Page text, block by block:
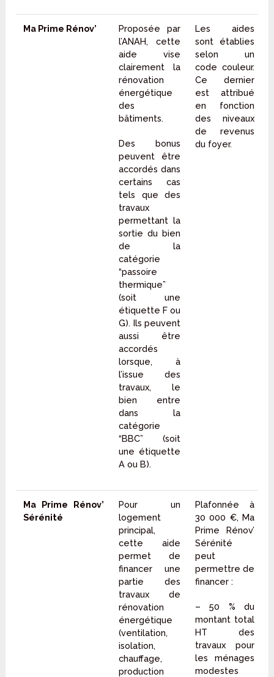
Ma Prime Rénov’
Proposée par
l’ANAH, cette
aide vise
clairement la
rénovation
énergétique
des
bâtiments.
Des bonus
peuvent être
accordés dans
certains cas
tels que des
travaux
permettant la
sortie du bien
de la
catégorie
“passoire
thermique”
(soit une
étiquette F ou
G). Ils peuvent
aussi être
accordés
lorsque, à
l’issue des
travaux, le
bien entre
dans la
catégorie
“BBC” (soit
une étiquette
A ou B).
Les aides
sont établies
selon un
code couleur.
Ce dernier
est attribué
en fonction
des niveaux
de revenus
du foyer.
Ma Prime Rénov’
Sérénité
Pour un
logement
principal,
cette aide
permet de
financer une
partie des
travaux de
rénovation
énergétique
(ventilation,
isolation,
chauffage,
production
Plafonnée à
30 000 €, Ma
Prime Rénov’
Sérénité
peut
permettre de
financer :
– 50 % du
montant total
HT des
travaux pour
les ménages
modestes